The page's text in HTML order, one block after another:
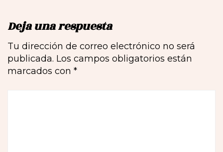
Deja una respuesta
Tu dirección de correo electrónico no será
publicada. Los campos obligatorios están
marcados con *